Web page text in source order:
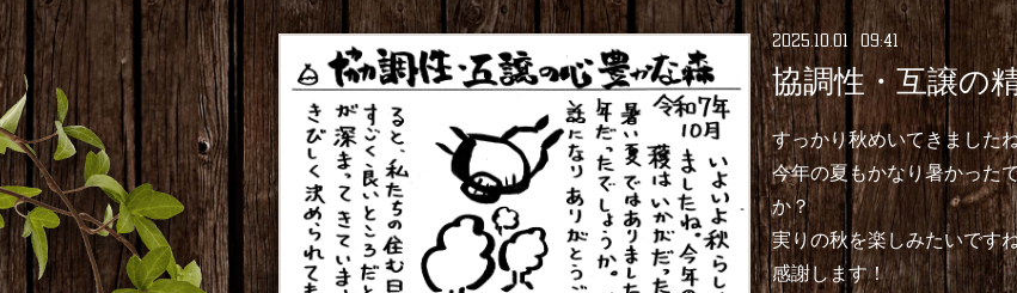
2025.10.01 09:41
協調性・互譲の
すっかり秋めいてきました
今年の夏もかなり暑かった
か？
実りの秋を楽しみたいです
感謝します！